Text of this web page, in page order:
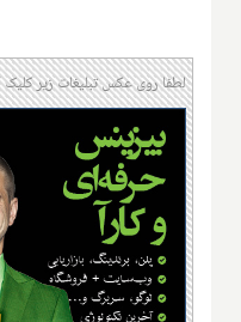
لطفا روی عکس تبلیغات زیر کلیک